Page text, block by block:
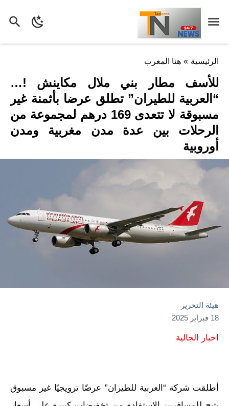
الرئيسية » هنا المغرب
للأسف مطار بني ملال مكاينش !…
“العربية للطيران” تطلق عرضا بأثمنة غير
مسبوقة لا تتعدى 169 درهم لمجموعة من
الرحلات بين عدة مدن مغربية ومدن
أوروبية
هيئة التحرير
18 فبراير 2025
اخبار الجالية
أطلقت شركة “العربية للطيران” عرضًا ترويجيًا غير مسبوق